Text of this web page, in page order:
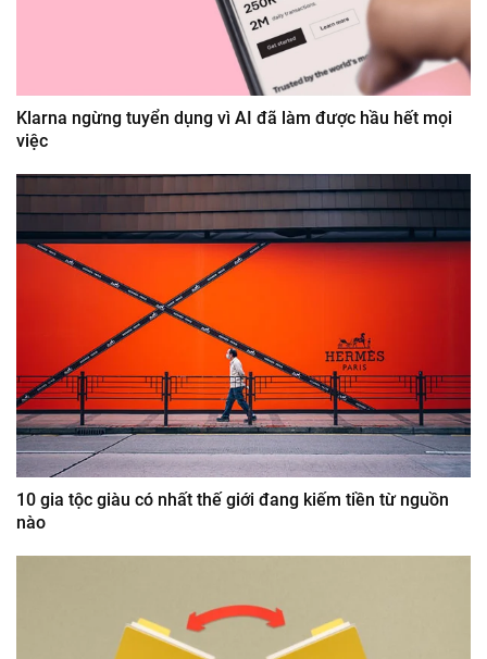
Klarna ngừng tuyển dụng vì AI đã làm được hầu hết mọi
việc
10 gia tộc giàu có nhất thế giới đang kiếm tiền từ nguồn
nào